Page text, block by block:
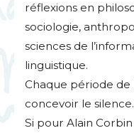
réflexions en
sociologie,
sciences de
linguistique.
Chaque période de
concevoir le silence.
Si pour Alain